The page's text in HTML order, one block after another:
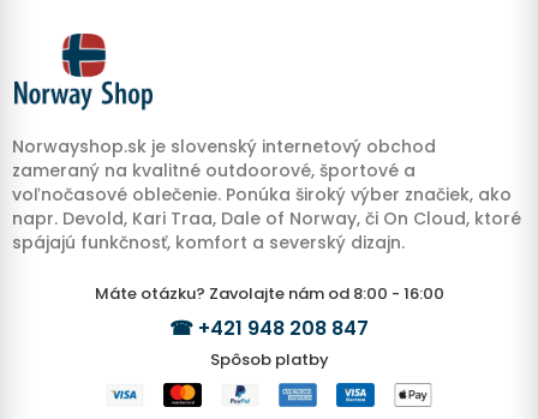
Norwayshop.sk je slovenský internetový obchod
zameraný na kvalitné outdoorové, športové a
voľnočasové oblečenie. Ponúka široký výber značiek, ako
napr. Devold, Kari Traa, Dale of Norway, či On Cloud, ktoré
spájajú funkčnosť, komfort a severský dizajn.
Máte otázku? Zavolajte nám od 8:00 - 16:00
☎ +421 948 208 847
Spôsob platby